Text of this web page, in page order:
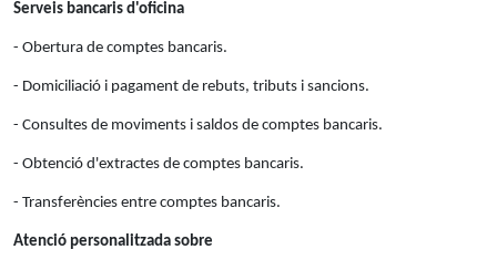
Serveis bancaris d'oficina
- Obertura de comptes bancaris.
- Domiciliació i pagament de rebuts, tributs i sancions.
- Consultes de moviments i saldos de comptes bancaris.
- Obtenció d'extractes de comptes bancaris.
- Transferències entre comptes bancaris.
Atenció personalitzada sobre